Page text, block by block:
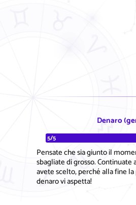
Denaro
5/5
Pensate che sia giunto il
sbagliate di grosso. Continuate
avete scelto, perché alla fine
denaro vi aspetta!